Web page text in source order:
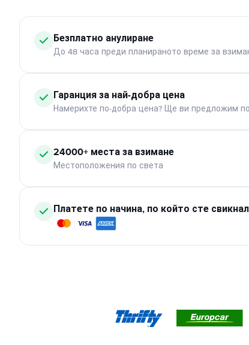
Безплатно анулиране
До 48 часа преди планираното време за
Гаранция за най-добра цена
Намерихте по-добра цена? Ще ви предложим
24000+ места за взимане
Местоположения по света
Платете по начина, по който сте